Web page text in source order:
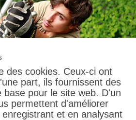
Contact
Conditions générales
des cookies. Ceux-ci ont
part, ils fournissent des
base pour le site web. D'un
permettent d'améliorer
et en analysant